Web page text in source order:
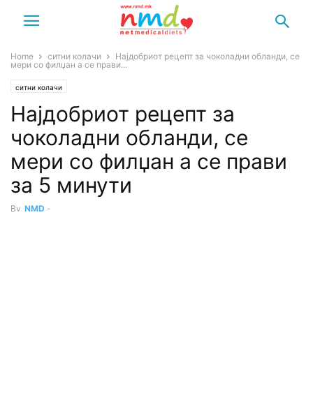
Home ситни колачи
Најдобриот рецепт за чоколадни обланди, се
мери со филџан а се прави...
ситни колачи
Најдобриот рецепт за
чоколадни обланди, се
мери со филџан а се прави
за 5 минути
By NMD -